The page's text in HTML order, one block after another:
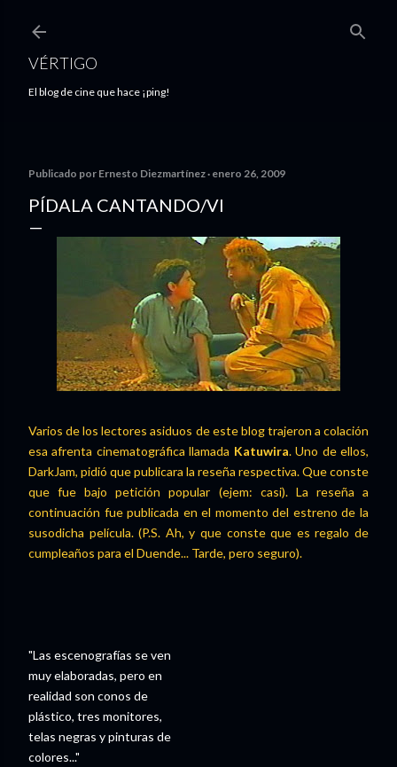
VÉRTIGO
El blog de cine que hace ¡ping!
Publicado por Ernesto Diezmartínez enero 26, 2009
PÍDALA CANTANDO/VI
Varios de los lectores asiduos de este blog trajeron a colación
esa afrenta cinematográfica llamada Katuwira. Uno de ellos,
DarkJam, pidió que publicara la reseña respectiva. Que conste
que fue bajo petición popular (ejem: casi). La reseña a
continuación fue publicada en el momento del estreno de la
susodicha película. (P.S. Ah, y que conste que es regalo de
cumpleaños para el Duende... Tarde, pero seguro).
"Las escenografías se ven
muy elaboradas, pero en
realidad son conos de
plástico, tres monitores,
telas negras y pinturas de
colores..."